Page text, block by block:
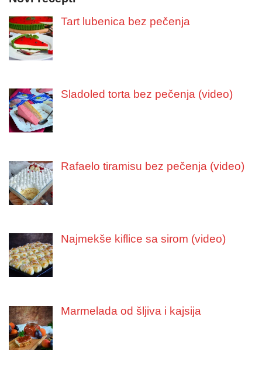
Tart lubenica bez pečenja
Sladoled torta bez pečenja (video)
Rafaelo tiramisu bez pečenja (video)
Najmekše kiflice sa sirom (video)
Marmelada od šljiva i kajsija